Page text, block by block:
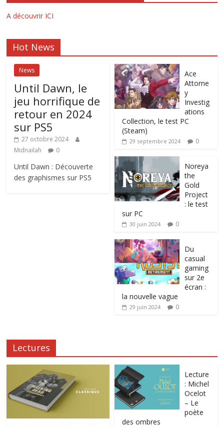
A découvrir ICI
Hot News
News
Until Dawn, le
jeu horrifique de
retour en 2024
sur PS5
27 octobre 2024
Midnailah
0
Until Dawn : Découverte
des graphismes sur PS5
Ace
Attorne
y
Investig
ations
Collection, le test PC
(Steam)
29 septembre 2024 0
Noreya
the
Gold
Project
: le test
sur PC
30 juin 2024 0
Du
casual
gaming
sur 2e
écran :
la nouvelle vague
29 juin 2024 0
Lectures
Lecture
: Michel
Ocelot
– Le
poète
des ombres